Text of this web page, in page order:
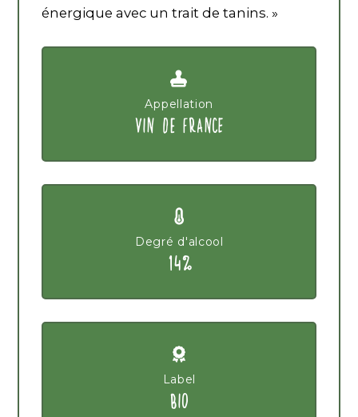
énergique avec un trait de tanins. »
Appellation
VIN DE FRANCE
Degré d'alcool
14%
Label
BIO